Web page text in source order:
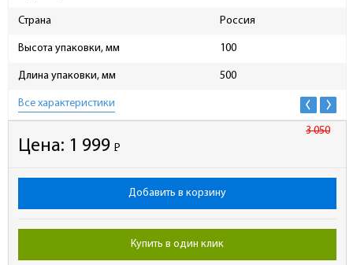
Страна Россия
Высота упаковки, мм 100
Длина упаковки, мм 500
Все характеристики
Цена:
3 050
1 999 Р
-
Добавить в корзину
Купить в один клик